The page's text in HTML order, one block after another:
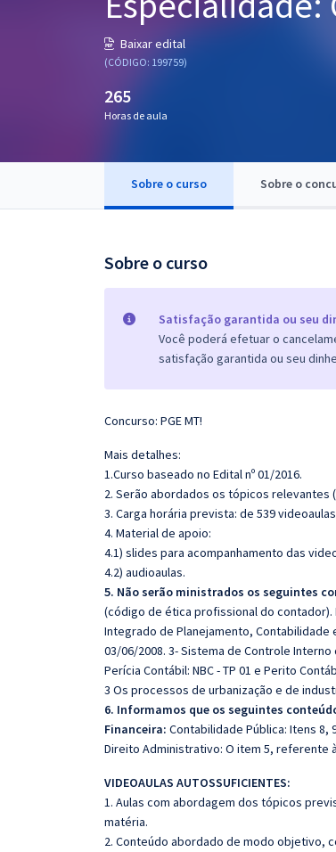
Baixar edital
(CÓDIGO: 199759)
265
Horas de aula
Sobre o curso Sobre o
Sobre o curso
Satisfação garantida ou seu
Você poderá efetuar o
satisfação garantida ou seu
Concurso: PGE MT!
Mais detalhes:
1.Curso baseado no Edital nº 01/2016.
2. Serão abordados os tópicos
3. Carga horária prevista: de 539
4. Material de apoio:
4.1) slides para acompanhamento das
4.2) audioaulas.
5. Não serão ministrados os seguintes
(código de ética profissional do contador).
Integrado de Planejamento, Contabilidade
03/06/2008. 3- Sistema de Controle
Perícia Contábil: NBC - TP 01 e Perito
3 Os processos de urbanização e de
6. Informamos que os seguintes
Financeira: Contabilidade Pública: Itens 8,
Direito Administrativo: O item 5, referente
VIDEOAULAS AUTOSSUFICIENTES:
1. Aulas com abordagem dos tópicos
matéria.
2. Conteúdo abordado de modo objetivo,